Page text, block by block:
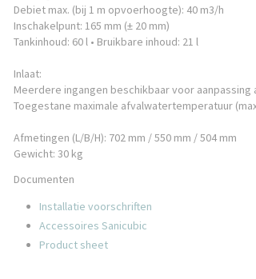
Debiet max. (bij 1 m opvoerhoogte): 40 m3/h
Inschakelpunt: 165 mm (± 20 mm)
Tankinhoud: 60 l • Bruikbare inhoud: 21 l
Inlaat:
Meerdere ingangen beschikbaar voor aanpassing
Toegestane maximale afvalwatertemperatuur
Afmetingen (L/B/H): 702 mm / 550 mm / 504 mm
Gewicht: 30 kg
Documenten
Installatie voorschriften
Accessoires Sanicubic
Product sheet